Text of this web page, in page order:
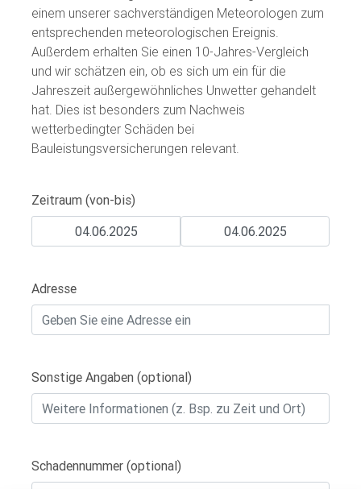
einem unserer sachverständigen Meteorologen zum
entsprechenden meteorologischen Ereignis.
Außerdem erhalten Sie einen 10-Jahres-Vergleich
und wir schätzen ein, ob es sich um ein für die
Jahreszeit außergewöhnliches Unwetter gehandelt
hat. Dies ist besonders zum Nachweis
wetterbedingter Schäden bei
Bauleistungsversicherungen relevant.
Zeitraum (von-bis)
Adresse
Sonstige Angaben (optional)
Schadennummer (optional)